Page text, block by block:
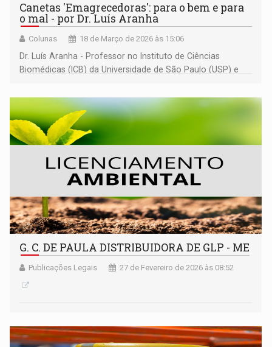
Canetas 'Emagrecedoras': para o bem e para
o mal - por Dr. Luís Aranha
Colunas 18 de Março de 2026 às 15:06
Dr. Luís Aranha - Professor no Instituto de Ciências
Biomédicas (ICB) da Universidade de São Paulo (USP) e
G. C. DE PAULA DISTRIBUIDORA DE GLP - ME
Publicações Legais 27 de Fevereiro de 2026 às 08:52